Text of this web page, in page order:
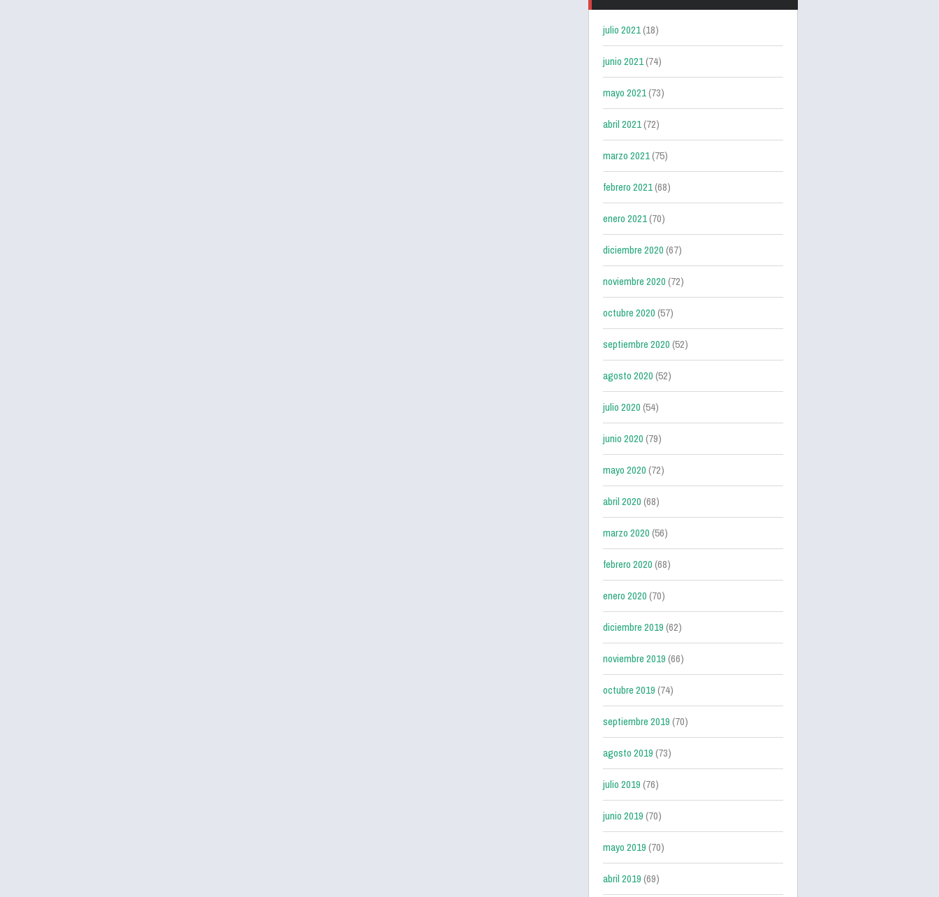
julio 2021(18)
junio 2021(74)
mayo 2021(73)
abril 2021(72)
marzo 2021(75)
febrero 2021(68)
enero 2021(70)
diciembre 2020(67)
noviembre 2020(72)
octubre 2020(57)
septiembre 2020(52)
agosto 2020(52)
julio 2020(54)
junio 2020(79)
mayo 2020(72)
abril 2020(68)
marzo 2020(56)
febrero 2020(68)
enero 2020(70)
diciembre 2019(62)
noviembre 2019(66)
octubre 2019(74)
septiembre 2019(70)
agosto 2019(73)
julio 2019(76)
junio 2019(70)
mayo 2019(70)
abril 2019(69)